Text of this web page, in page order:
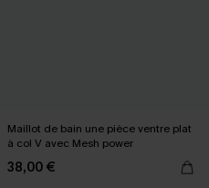
Maillot de bain une pièce ventre plat
à col V avec Mesh power
38,00 €